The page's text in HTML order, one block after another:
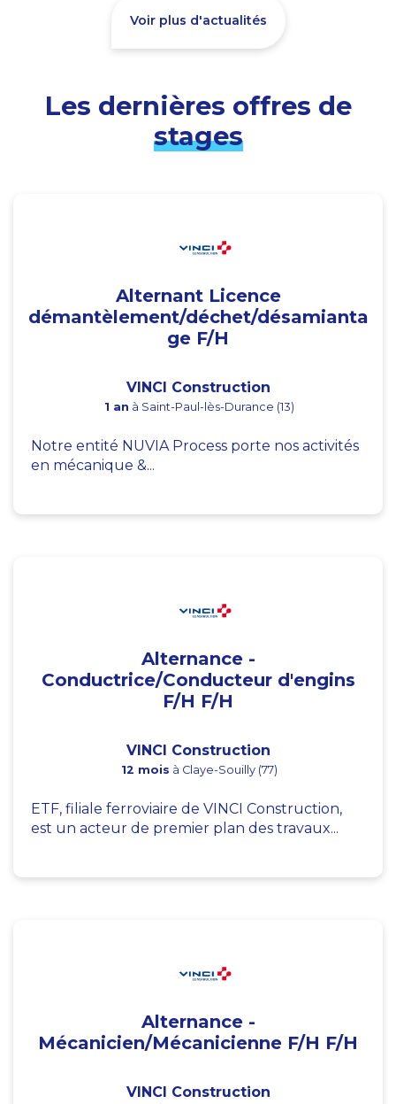
Voir plus d'actualités
Les dernières offres de
stages
Alternant Licence
démantèlement/déchet/désamianta
ge F/H
VINCI Construction
1 an à Saint-Paul-lès-Durance (13)
Notre entité NUVIA Process porte nos activités
en mécanique &...
Alternance -
Conductrice/Conducteur d'engins
F/H F/H
VINCI Construction
12 mois à Claye-Souilly (77)
ETF, filiale ferroviaire de VINCI Construction,
est un acteur de premier plan des travaux...
Alternance -
Mécanicien/Mécanicienne F/H F/H
VINCI Construction